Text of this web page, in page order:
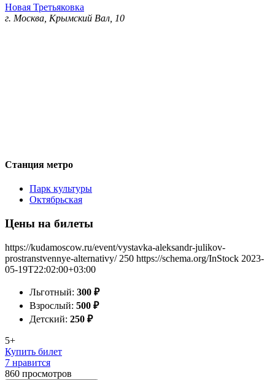
Новая Третьяковка
г. Москва, Крымский Вал, 10
Станция метро
Парк культуры
Октябрьская
Цены на билеты
https://kudamoscow.ru/event/vystavka-aleksandr-julikov-
prostranstvennye-alternativy/ 250 https://schema.org/InStock 2023-
05-19T22:02:00+03:00
Льготный: 300 ₽
Взрослый: 500 ₽
Детский: 250 ₽
5+
Купить билет
7 нравится
860 просмотров